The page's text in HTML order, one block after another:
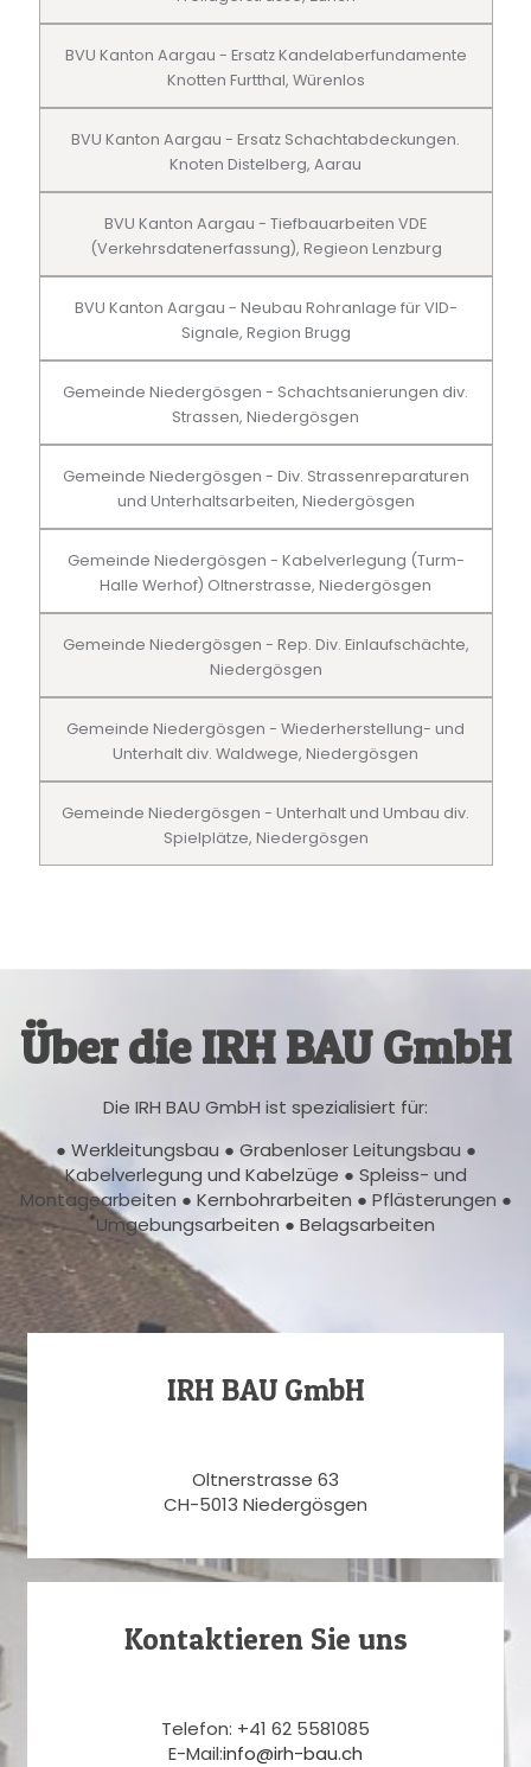
BVU Kanton Aargau - Ersatz Kandelaberfundamente
Knotten Furtthal, Würenlos
BVU Kanton Aargau - Ersatz Schachtabdeckungen.
Knoten Distelberg, Aarau
BVU Kanton Aargau - Tiefbauarbeiten VDE
(Verkehrsdatenerfassung), Regieon Lenzburg
BVU Kanton Aargau - Neubau Rohranlage für VID-
Signale, Region Brugg
Gemeinde Niedergösgen - Schachtsanierungen div.
Strassen, Niedergösgen
Gemeinde Niedergösgen - Div. Strassenreparaturen
und Unterhaltsarbeiten, Niedergösgen
Gemeinde Niedergösgen - Kabelverlegung (Turm-
Halle Werhof) Oltnerstrasse, Niedergösgen
Gemeinde Niedergösgen - Rep. Div. Einlaufschächte,
Niedergösgen
Gemeinde Niedergösgen - Wiederherstellung- und
Unterhalt div. Waldwege, Niedergösgen
Gemeinde Niedergösgen - Unterhalt und Umbau div.
Spielplätze, Niedergösgen
Über die IRH BAU GmbH
Die IRH BAU GmbH ist spezialisiert für:
● Werkleitungsbau ● Grabenloser Leitungsbau ●
Kabelverlegung und Kabelzüge ● Spleiss- und
Montagearbeiten ● Kernbohrarbeiten ● Pflästerungen ●
Umgebungsarbeiten ● Belagsarbeiten
IRH BAU GmbH
Oltnerstrasse 63
CH-5013 Niedergösgen
Kontaktieren Sie uns
Telefon: +41 62 5581085
E-Mail:info@irh-bau.ch